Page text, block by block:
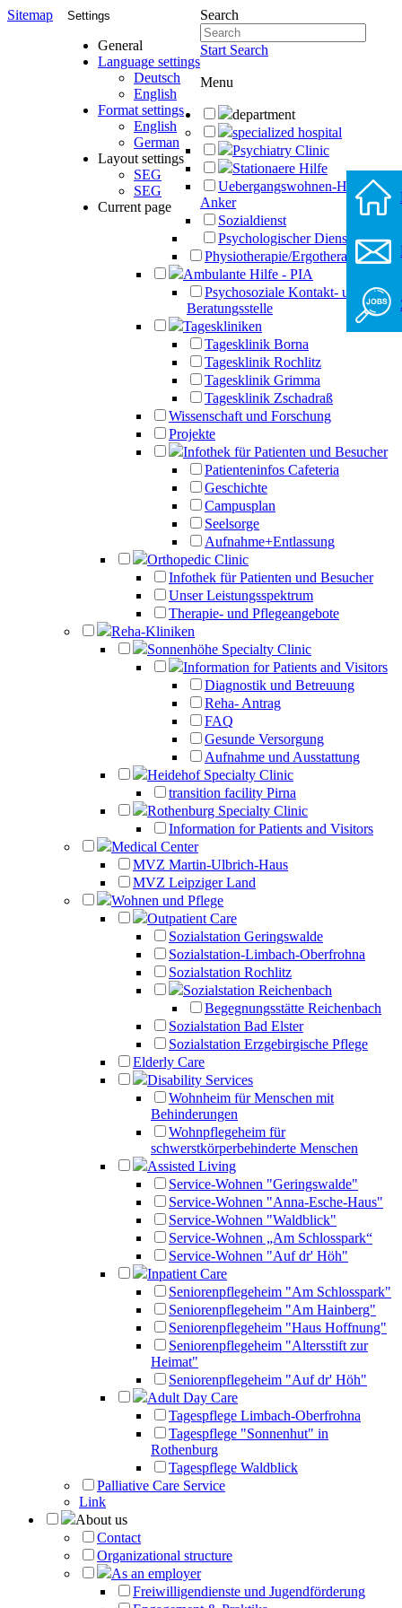
Sitemap Settings
General
Language settings
Deutsch
English
Format settings
English
German
Layout settings
SEG
SEG
Current page
Search
Start Search
Menu
department
specialized hospital
Psychiatry Clinic
Stationaere Hilfe
Uebergangswohnen-Haus-
Anker
Sozialdienst
Psychologischer Dienst
Physiotherapie/Ergotherapie
Ambulante Hilfe - PIA
Psychosoziale Kontakt- und
Beratungsstelle
Tageskliniken
Tagesklinik Borna
Tagesklinik Rochlitz
Tagesklinik Grimma
Tagesklinik Zschadraß
Wissenschaft und Forschung
Projekte
Infothek für Patienten und Besucher
Patienteninfos Cafeteria
Geschichte
Campusplan
Seelsorge
Aufnahme+Entlassung
Orthopedic Clinic
Infothek für Patienten und Besucher
Unser Leistungsspektrum
Therapie- und Pflegeangebote
Reha-Kliniken
Sonnenhöhe Specialty Clinic
Information for Patients and Visitors
Diagnostik und Betreuung
Reha- Antrag
FAQ
Gesunde Versorgung
Aufnahme und Ausstattung
Heidehof Specialty Clinic
transition facility Pirna
Rothenburg Specialty Clinic
Information for Patients and Visitors
Medical Center
MVZ Martin-Ulbrich-Haus
MVZ Leipziger Land
Wohnen und Pflege
Outpatient Care
Sozialstation Geringswalde
Sozialstation-Limbach-Oberfrohna
Sozialstation Rochlitz
Sozialstation Reichenbach
Begegnungsstätte Reichenbach
Sozialstation Bad Elster
Sozialstation Erzgebirgische Pflege
Elderly Care
Disability Services
Wohnheim für Menschen mit
Behinderungen
Wohnpflegeheim für
schwerstkörperbehinderte Menschen
Assisted Living
Service-Wohnen "Geringswalde"
Service-Wohnen "Anna-Esche-Haus"
Service-Wohnen "Waldblick"
Service-Wohnen „Am Schlosspark“
Service-Wohnen "Auf dr' Höh"
Inpatient Care
Seniorenpflegeheim "Am Schlosspark"
Seniorenpflegeheim "Am Hainberg"
Seniorenpflegeheim "Haus Hoffnung"
Seniorenpflegeheim "Altersstift zur
Heimat"
Seniorenpflegeheim "Auf dr' Höh"
Adult Day Care
Tagespflege Limbach-Oberfrohna
Tagespflege "Sonnenhut" in
Rothenburg
Tagespflege Waldblick
Palliative Care Service
Link
About us
Contact
Organizational structure
As an employer
Freiwilligendienste und Jugendförderung